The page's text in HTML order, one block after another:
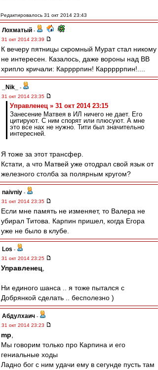
Редактировалось 31 окт 2014 23:43
Лохматый -
31 окт 2014 23:39
К вечеру пятницы скромный Мурат стал никому
не интересен. Казалось, даже вороны над ВВ
хрипло кричали: Каррррпин! Карррррпин!....
_Nik_
-
31 окт 2014 23:35
Управленец » 31 окт 2014 23:15
Занесение Матвея в ИЛ ничего не дает. Его
цитируют. С ним спорят или плюсуют. А мне
это все нах не нужно. Тити был значительно
интересней.
Я тоже за этот трансфер.
Кстати, а что Матвей уже отодрал свой язык от
железного столба за полярным кругом?
naivniy -
31 окт 2014 23:35
Если мне память не изменяет, то Валера не
убирал Титова. Карпин пришел, когда Егора
уже не было в клубе.
Los -
31 окт 2014 23:25
Управленец
Ни единого шанса .. я тоже пытался с
Добрянкой сделать .. бесполезно )
Абдулхаич -
31 окт 2014 23:23
mp
Мы говорим только про Карпина и его
гениальные ходы
Ладно бог с ним удачи ему в сегунде пусть там